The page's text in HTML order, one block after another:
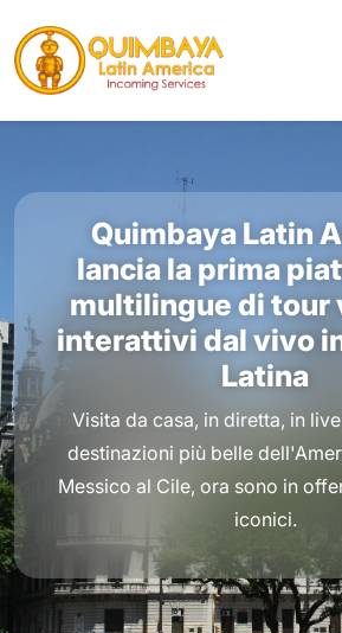
Quimbaya Latin
lancia la prima
multilingue di tour
interattivi dal vivo
Latina
Visita da casa, in diretta, in
destinazioni più belle
Messico al Cile, ora sono in
iconici.